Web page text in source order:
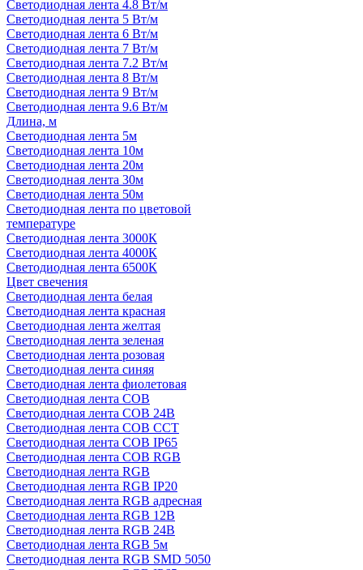
Светодиодная лента 4.8 Вт/м
Светодиодная лента 5 Вт/м
Светодиодная лента 6 Вт/м
Светодиодная лента 7 Вт/м
Светодиодная лента 7.2 Вт/м
Светодиодная лента 8 Вт/м
Светодиодная лента 9 Вт/м
Светодиодная лента 9.6 Вт/м
Длина, м
Светодиодная лента 5м
Светодиодная лента 10м
Светодиодная лента 20м
Светодиодная лента 30м
Светодиодная лента 50м
Светодиодная лента по цветовой
температуре
Светодиодная лента 3000К
Светодиодная лента 4000К
Светодиодная лента 6500К
Цвет свечения
Светодиодная лента белая
Светодиодная лента красная
Светодиодная лента желтая
Светодиодная лента зеленая
Светодиодная лента розовая
Светодиодная лента синяя
Светодиодная лента фиолетовая
Светодиодная лента COB
Светодиодная лента COB 24В
Светодиодная лента COB CCT
Светодиодная лента COB IP65
Светодиодная лента COB RGB
Светодиодная лента RGB
Светодиодная лента RGB IP20
Светодиодная лента RGB адресная
Светодиодная лента RGB 12В
Светодиодная лента RGB 24В
Светодиодная лента RGB 5м
Светодиодная лента RGB SMD 5050